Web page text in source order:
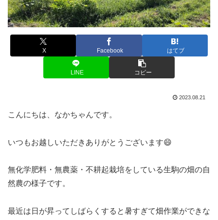
X Facebook はてブ
LINE コピー
2023.08.21
こんにちは、なかちゃんです。
いつもお越しいただきありがとうございます😄
無化学肥料・無農薬・不耕起栽培をしている生駒の畑の自
然農の様子です。
最近は日が昇ってしばらくすると暑すぎて畑作業ができな